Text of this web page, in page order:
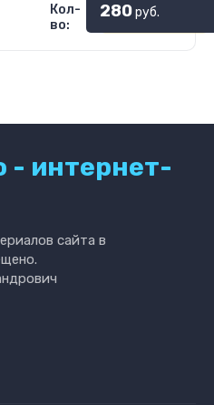
Кол-
во:
280руб.
- интернет-
сайта в